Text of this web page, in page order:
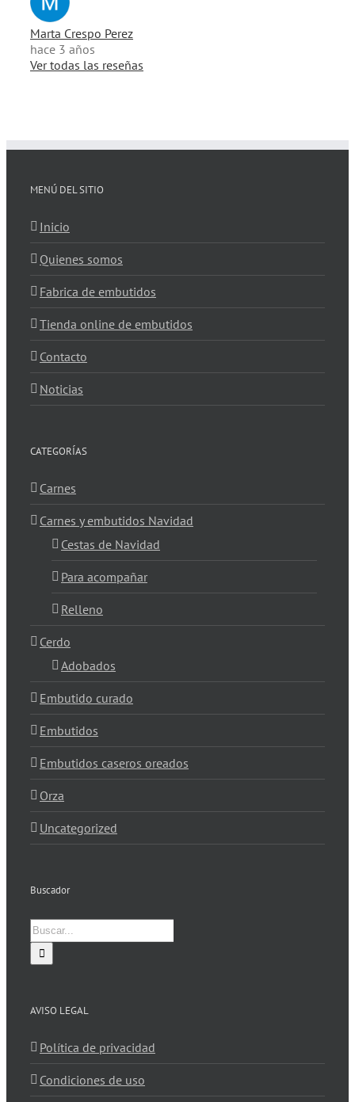
Marta Crespo Perez
hace 3 años
Ver todas las reseñas
MENÚ DEL SITIO
Inicio
Quienes somos
Fabrica de embutidos
Tienda online de embutidos
Contacto
Noticias
CATEGORÍAS
Carnes
Carnes y embutidos Navidad
Cestas de Navidad
Para acompañar
Relleno
Cerdo
Adobados
Embutido curado
Embutidos
Embutidos caseros oreados
Orza
Uncategorized
Buscador
Buscar:
AVISO LEGAL
Política de privacidad
Condiciones de uso